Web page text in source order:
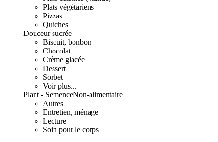
Plats végétariens
Pizzas
Quiches
Douceur sucrée
Biscuit, bonbon
Chocolat
Crème glacée
Dessert
Sorbet
Voir plus...
Plant - SemenceNon-alimentaire
Autres
Entretien, ménage
Lecture
Soin pour le corps